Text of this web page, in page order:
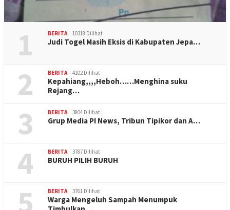
1 BERITA 10318 Dilihat
Judi Togel Masih Eksis di Kabupaten Jepa…
2 BERITA 4102 Dilihat
Kepahiang,,,,Heboh……Menghina suku
Rejang…
3 BERITA 3804 Dilihat
Grup Media PI News, Tribun Tipikor dan A…
4 BERITA 3787 Dilihat
BURUH PILIH BURUH
5 BERITA 3761 Dilihat
Warga Mengeluh Sampah Menumpuk